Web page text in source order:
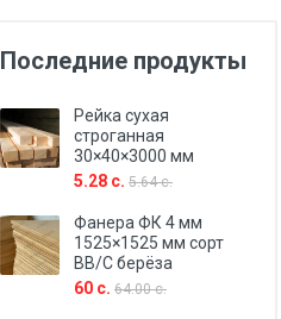
Последние продукты
Рейка сухая
строганная
30×40×3000 мм
5.28 с. 5.64 с.
Фанера ФК 4 мм
1525×1525 мм сорт
BB/C берёза
60 с. 64.00 с.